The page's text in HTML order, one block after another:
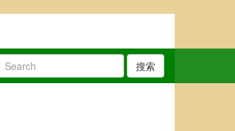
搜索